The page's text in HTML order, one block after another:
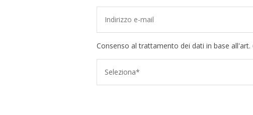
Consenso al trattamento dei dati in base all'art.
Seleziona*